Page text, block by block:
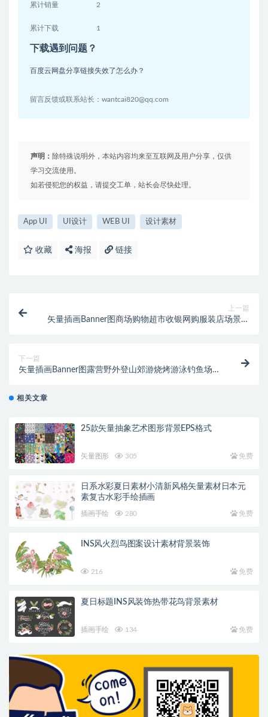
累计销量 2
累计下载 1
下载遇到问题？
百度云网盘分享链接失效了怎么办？
留言反馈或联系站长：wantcai820@qq.com
声明： 除特殊说明外，本站内容均来至互联网及用户分享，仅供
学习交流使用。
如若侵犯您的权益，请提交工单，站长会尽快处理。
App UI UI设计 WEB UI 设计素材
收藏 海报 链接
上一篇
矢量插画Banner图商场购物超市收银网购服装店场景插
下一篇
矢量插画Banner图露营野外登山郊游烧烤游泳钓鱼场景
相关文章
25款矢量抽象艺术图形背景EPS格式
矢量图形 305 免费
日系水彩夏日素材小清新风格矢量素材日本元
素复古水彩手绘插画
插画手绘 280 免费
INS风火烈鸟图案设计素材背景装饰
216 免费
夏日标题INS风装饰热带花鸟背景素材
插画手绘 134 免费